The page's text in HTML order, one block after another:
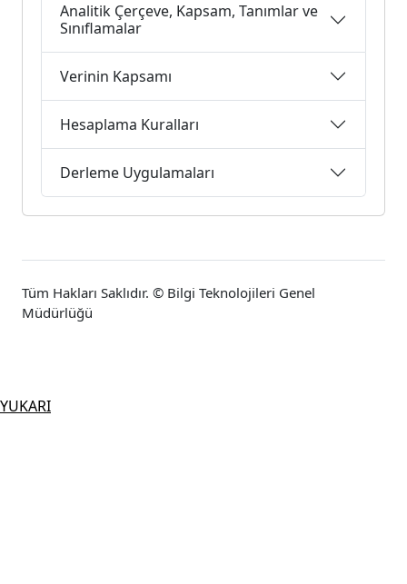
Analitik Çerçeve, Kapsam, Tanımlar ve
Sınıflamalar
Verinin Kapsamı
Hesaplama Kuralları
Derleme Uygulamaları
Tüm Hakları Saklıdır. © Bilgi Teknolojileri Genel
Müdürlüğü
YUKARI